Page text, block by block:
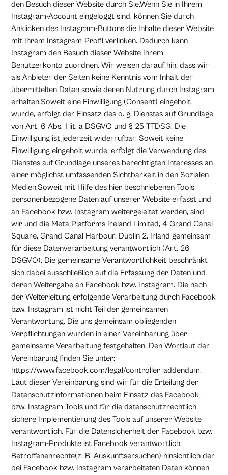
den Besuch dieser Website durch Sie.Wenn Sie in Ihrem
Instagram-Account eingeloggt sind, können Sie durch
Anklicken des Instagram-Buttons die Inhalte dieser Website
mit Ihrem Instagram-Profil verlinken. Dadurch kann
Instagram den Besuch dieser Website Ihrem
Benutzerkonto zuordnen. Wir weisen darauf hin, dass wir
als Anbieter der Seiten keine Kenntnis vom Inhalt der
übermittelten Daten sowie deren Nutzung durch Instagram
erhalten.Soweit eine Einwilligung (Consent) eingeholt
wurde, erfolgt der Einsatz des o. g. Dienstes auf Grundlage
von Art. 6 Abs. 1 lit. a DSGVO und § 25 TTDSG. Die
Einwilligung ist jederzeit widerrufbar. Soweit keine
Einwilligung eingeholt wurde, erfolgt die Verwendung des
Dienstes auf Grundlage unseres berechtigten Interesses an
einer möglichst umfassenden Sichtbarkeit in den Sozialen
Medien.Soweit mit Hilfe des hier beschriebenen Tools
personenbezogene Daten auf unserer Website erfasst und
an Facebook bzw. Instagram weitergeleitet werden, sind
wir und die Meta Platforms Ireland Limited, 4 Grand Canal
Square, Grand Canal Harbour, Dublin 2, Irland gemeinsam
für diese Datenverarbeitung verantwortlich (Art. 26
DSGVO). Die gemeinsame Verantwortlichkeit beschränkt
sich dabei ausschließlich auf die Erfassung der Daten und
deren Weitergabe an Facebook bzw. Instagram. Die nach
der Weiterleitung erfolgende Verarbeitung durch Facebook
bzw. Instagram ist nicht Teil der gemeinsamen
Verantwortung. Die uns gemeinsam obliegenden
Verpflichtungen wurden in einer Vereinbarung über
gemeinsame Verarbeitung festgehalten. Den Wortlaut der
Vereinbarung finden Sie unter:
https://www.facebook.com/legal/controller_addendum.
Laut dieser Vereinbarung sind wir für die Erteilung der
Datenschutzinformationen beim Einsatz des Facebook-
bzw. Instagram-Tools und für die datenschutzrechtlich
sichere Implementierung des Tools auf unserer Website
verantwortlich. Für die Datensicherheit der Facebook bzw.
Instagram-Produkte ist Facebook verantwortlich.
Betroffenenrechte(z. B. Auskunftsersuchen) hinsichtlich der
bei Facebook bzw. Instagram verarbeiteten Daten können